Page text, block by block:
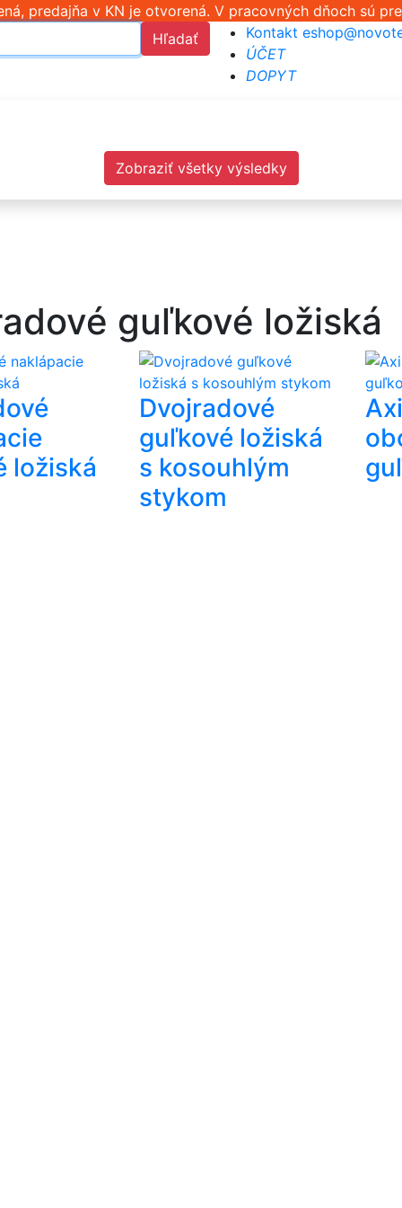
predajňa v KN je otvorená. V pracovných dňoch sú
Hľadať
Kontakt
ÚČET
DOPYT
Zobraziť všetky výsledky
guľkové ložiská
ložiská
Dvojradové
guľkové ložiská
s kosouhlým
stykom